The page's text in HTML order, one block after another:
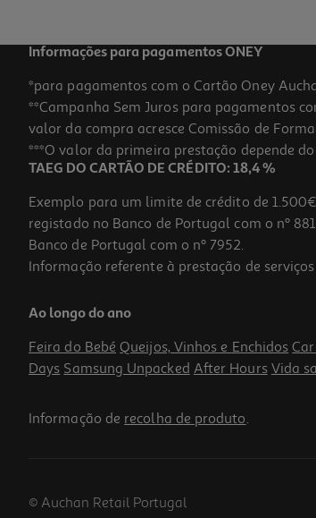
16.99 €/un
16,99 €
Informações para pagamentos ONEY
*para pagamentos com o Cartão Oney
**Campanha Sem Juros para pagamentos
valor da compra acresce Comissão de
***O valor da primeira prestação depende
TAEG DO CARTÃO DE CRÉDITO: 18,4 %
Exemplo para um limite de crédito de
registado no Banco de Portugal com o nº
Banco de Portugal com o nº 7952.
Informação referente à prestação de
Ao longo do ano
Feira do Bebé Queijos, Vinhos e Enchidos
Days Samsung Unpacked After Hours Vida
Informação de recolha de produto.
© Auchan Retail Portugal